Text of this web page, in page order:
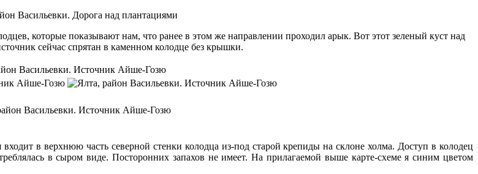
которые показывают нам, что ранее в этом же направлении проходил арык. Вот этот зеленый куст над
сейчас спрятан в каменном колодце без крышки.
Васильевки. Источник Айше-Гозю
в верхнюю часть северной стенки колодца из-под старой крепиды на склоне холма. Доступ в колодец
в сыром виде. Посторонних запахов не имеет. На прилагаемой выше карте-схеме я синим цветом